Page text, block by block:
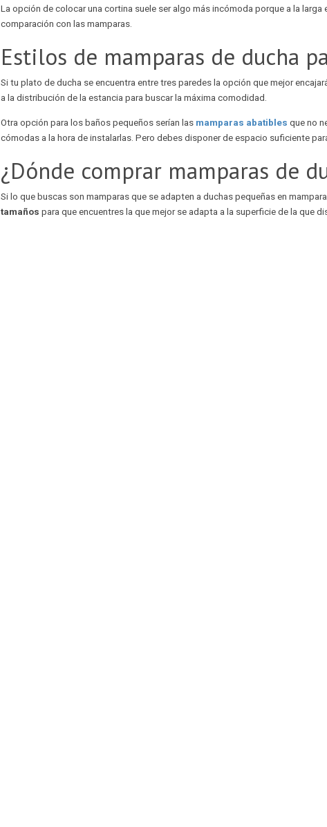
La opción de colocar una cortina suele ser algo más incómoda porque a la
comparación con las mamparas.
Estilos de mamparas de ducha
Si tu plato de ducha se encuentra entre tres paredes la opción que mejor
a la distribución de la estancia para buscar la máxima comodidad.
Otra opción para los baños pequeños serían las mamparas abatibles que no
cómodas a la hora de instalarlas. Pero debes disponer de espacio suficiente
¿Dónde comprar mamparas de
Si lo que buscas son mamparas que se adapten a duchas pequeñas en
tamaños para que encuentres la que mejor se adapta a la superficie de la que